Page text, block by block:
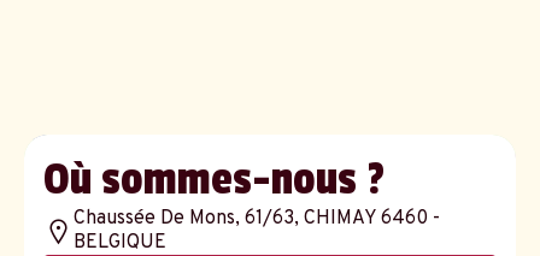
Où sommes-nous ?
Chaussée De Mons, 61/63, CHIMAY 6460 -
BELGIQUE